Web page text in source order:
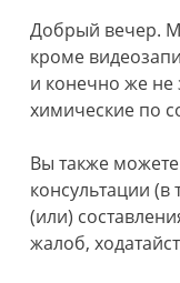
Добрый вечер.
кроме
и конечно же не
химические по
Вы также
консультации
(или)
жалоб,